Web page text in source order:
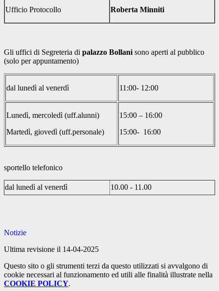
Ufficio Protocollo Roberta Minniti
Gli uffici di Segreteria di palazzo Bollani sono aperti al pubblico
(solo per appuntamento)
dal lunedì al venerdì 11:00- 12:00
Lunedì, mercoledì (uff.alunni)
Martedì, giovedì (uff.personale)
15:00 – 16:00
15:00- 16:00
sportello telefonico
dal lunedì al venerdì 10.00 - 11.00
Notizie
Ultima revisione il 14-04-2025
Questo sito o gli strumenti terzi da questo utilizzati si avvalgono di
cookie necessari al funzionamento ed utili alle finalità illustrate nella
COOKIE POLICY.